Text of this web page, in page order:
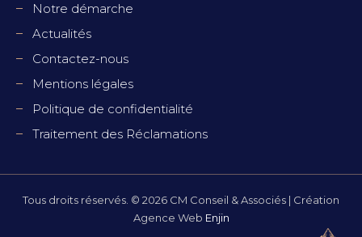
Notre démarche
Actualités
Contactez-nous
Mentions légales
Politique de confidentialité
Traitement des Réclamations
Tous droits réservés. © 2026 CM Conseil & Associés | Création
Agence Web Enjin